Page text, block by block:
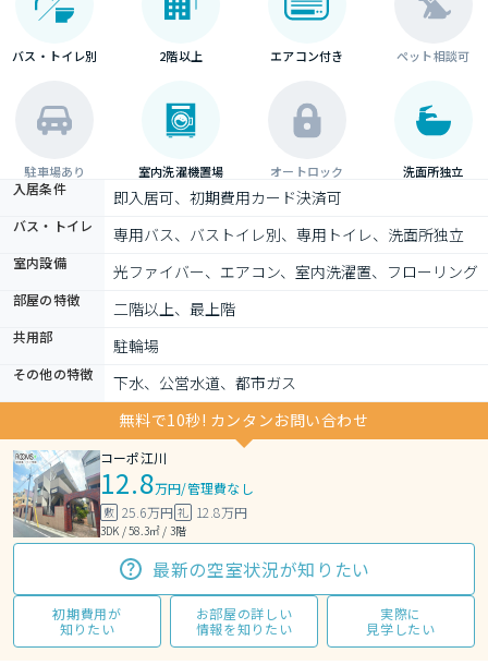
バス・トイレ別 2階以上 エアコン付き ペット相談可
駐車場あり 室内洗濯機置場 オートロック 洗面所独立
入居条件 即入居可、初期費用カード決済可
バス・トイレ 専用バス、バストイレ別、専用トイレ、洗面所独立
室内設備 光ファイバー、エアコン、室内洗濯置、フローリング
部屋の特徴 二階以上、最上階
共用部 駐輪場
その他の特徴
下水、公営水道、都市ガス
無料で10秒! カンタンお問い合わせ
コーポ江川
12.8万円/管理費なし
敷 25.6万円 礼 12.8万円
3DK / 58.3㎡ / 3階
最新の空室状況が知りたい
初期費用が
知りたい
お部屋の詳しい
情報を知りたい
実際に
見学したい